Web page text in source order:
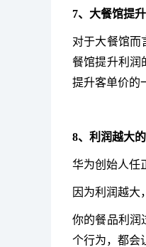
7、大餐馆提
对于大餐馆而
餐馆提升利润
提升客单价的
8、利润越大
华为创始人任
因为利润越大
你的餐品利润
个行为，都会